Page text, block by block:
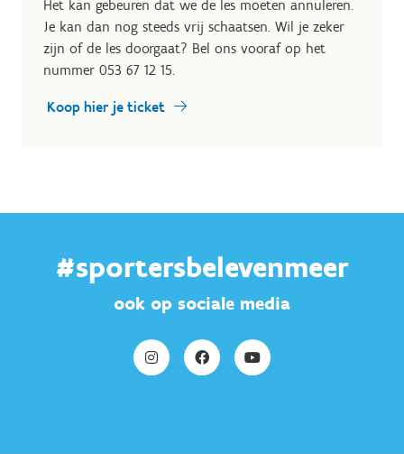
Het kan gebeuren dat we de les moeten annuleren.
Je kan dan nog steeds vrij schaatsen. Wil je zeker
zijn of de les doorgaat? Bel ons vooraf op het
nummer 053 67 12 15.
Koop hier je ticket
#sportersbelevenmeer
ook op sociale media